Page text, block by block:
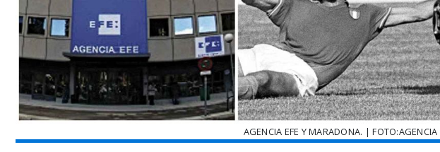
AGENCIA EFE Y MARADONA. | FOTO:AGENCIA